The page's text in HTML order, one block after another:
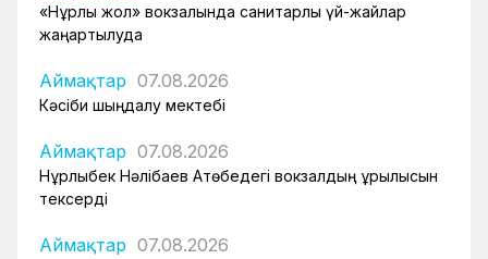
«Нұрлы жол» вокзалында санитарлық үй-жайлар
жаңартылуда
Аймақтар 07.08.2026
Кәсіби шыңдалу мектебі
Аймақтар 07.08.2026
Нұрлыбек Нәлібаев Ақтөбедегі вокзалдың құрылысын
тексерді
Аймақтар 07.08.2026